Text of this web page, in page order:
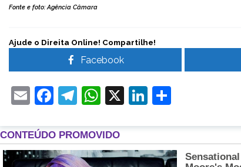
Fonte e foto: Agência Câmara
Ajude o Direita Online! Compartilhe!
Facebook
EmailFacebook
Telegram
WhatsApp
X LinkedIn